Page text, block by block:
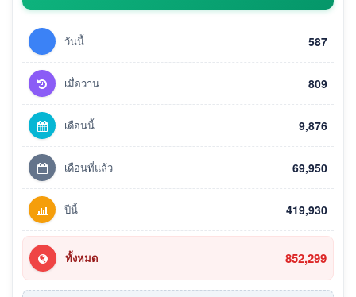
วันนี้ 587
เมื่อวาน 809
เดือนนี้ 9,876
เดือนที่แล้ว 69,950
ปีนี้ 419,930
ทั้งหมด 852,299